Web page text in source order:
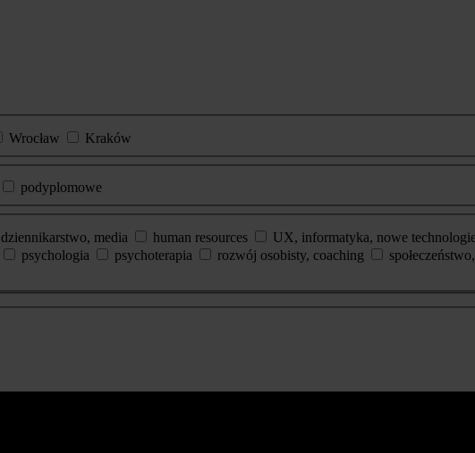
Wrocław
Kraków
podyplomowe
dziennikarstwo, media human resources UX, informatyka, nowe
psychologia psychoterapia rozwój osobisty, coaching